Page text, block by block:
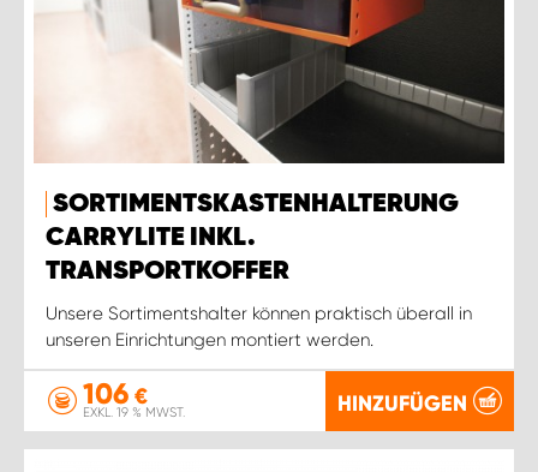
SORTIMENTSKASTENHALTERUNG
CARRYLITE INKL.
TRANSPORTKOFFER
Unsere Sortimentshalter können praktisch überall in
unseren Einrichtungen montiert werden.
106 €
EXKL. 19 % MWST. HINZUFÜGEN
WORK SYSTEM STUTTGART